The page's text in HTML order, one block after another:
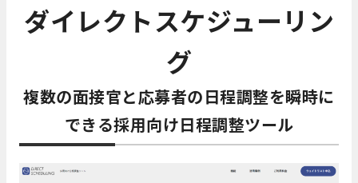
ダイレクトスケジューリン
グ
複数の面接官と応募者の日程調整を瞬時に
できる採用向け日程調整ツール